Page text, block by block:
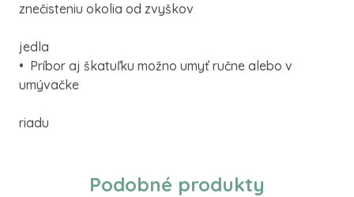
znečisteniu okolia od zvyškov
jedla
• Príbor aj škatuľku možno umyť ručne alebo v
umývačke
riadu
Podobné produkty